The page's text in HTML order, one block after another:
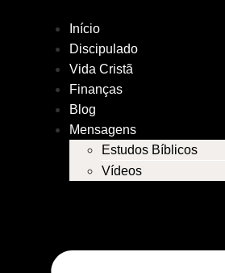
Início
Discipulado
Vida Cristã
Finanças
Blog
Mensagens
Estudos Bíblicos
Vídeos